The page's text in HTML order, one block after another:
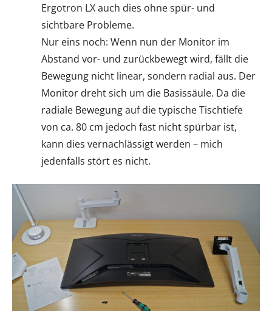
Ergotron LX auch dies ohne spür- und
sichtbare Probleme.
Nur eins noch: Wenn nun der Monitor im
Abstand vor- und zurückbewegt wird, fällt die
Bewegung nicht linear, sondern radial aus. Der
Monitor dreht sich um die Basissäule. Da die
radiale Bewegung auf die typische Tischtiefe
von ca. 80 cm jedoch fast nicht spürbar ist,
kann dies vernachlässigt werden – mich
jedenfalls stört es nicht.